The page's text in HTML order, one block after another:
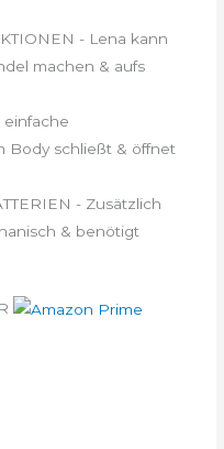
- Lena kann
machen & aufs
einfache
Body schließt & öffnet
- Zusätzlich
& benötigt